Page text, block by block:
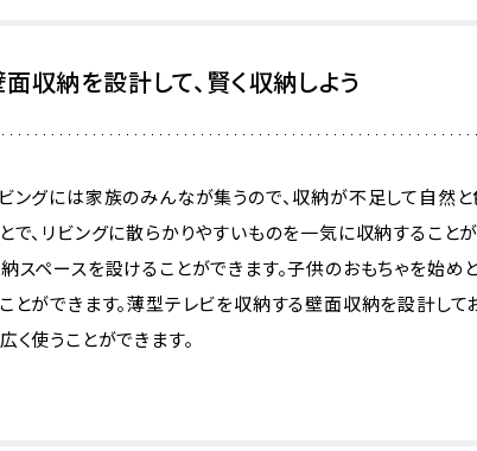
収納を設計して、賢く収納しよう
ングには家族のみんなが集うので、収納が不足して自然
で、リビングに散らかりやすいものを一気に収納すること
スペースを設けることができます。子供のおもちゃを始め
とができます。薄型テレビを収納する壁面収納を設計して
く使うことができます。